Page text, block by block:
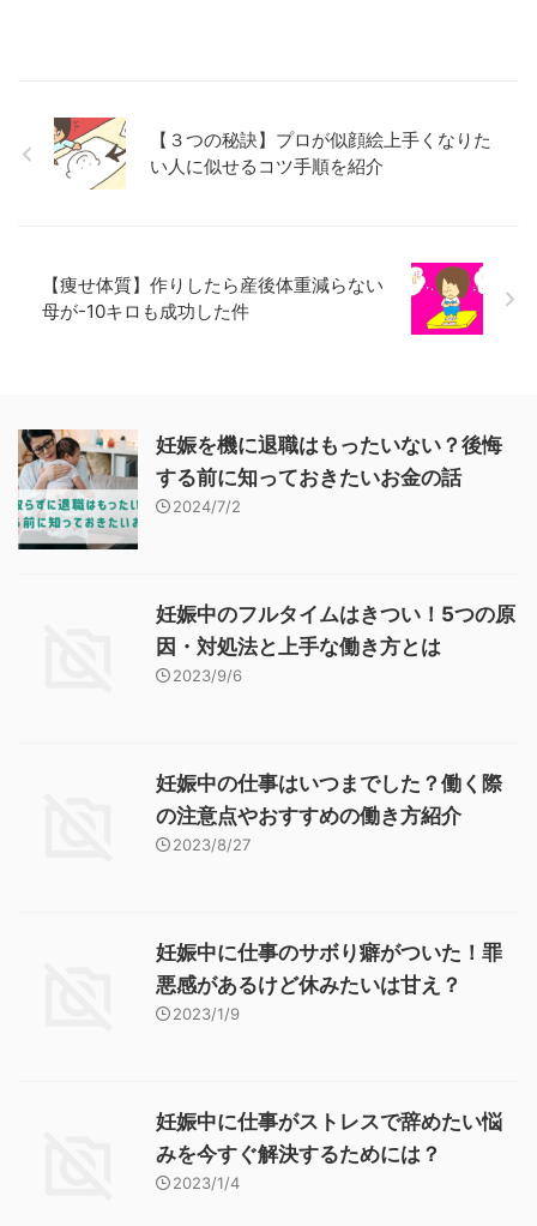
【３つの秘訣】プロが似顔絵上手くなりた
い人に似せるコツ手順を紹介
【痩せ体質】作りしたら産後体重減らない
母が-10キロも成功した件
妊娠を機に退職はもったいない？後悔
する前に知っておきたいお金の話
2024/7/2
妊娠中のフルタイムはきつい！5つの原
因・対処法と上手な働き方とは
2023/9/6
妊娠中の仕事はいつまでした？働く際
の注意点やおすすめの働き方紹介
2023/8/27
妊娠中に仕事のサボり癖がついた！罪
悪感があるけど休みたいは甘え？
2023/1/9
妊娠中に仕事がストレスで辞めたい悩
みを今すぐ解決するためには？
2023/1/4